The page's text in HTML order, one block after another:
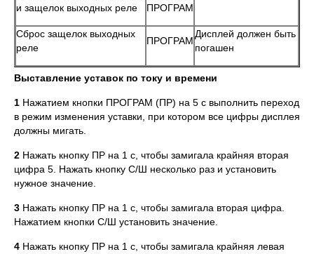
и защелок выходных реле
ПРОГРАМ
Сброс защелок выходных
реле
ПРОГРАМ
Дисплей должен быть
погашен
Выставление уставок по току и времени
1 Нажатием кнопки ПРОГРАМ (ПР) на 5 с выполнить переход
в режим изменения уставки, при котором все цифры дисплея
должны мигать.
2 Нажать кнопку ПР на 1 с, чтобы замигала крайняя вторая
цифра 5. Нажать кнопку С/Ш несколько раз и установить
нужное значение.
3 Нажать кнопку ПР на 1 с, чтобы замигала вторая цифра.
Нажатием кнопки С/Ш установить значение.
4 Нажать кнопку ПР на 1 с, чтобы замигала крайняя левая